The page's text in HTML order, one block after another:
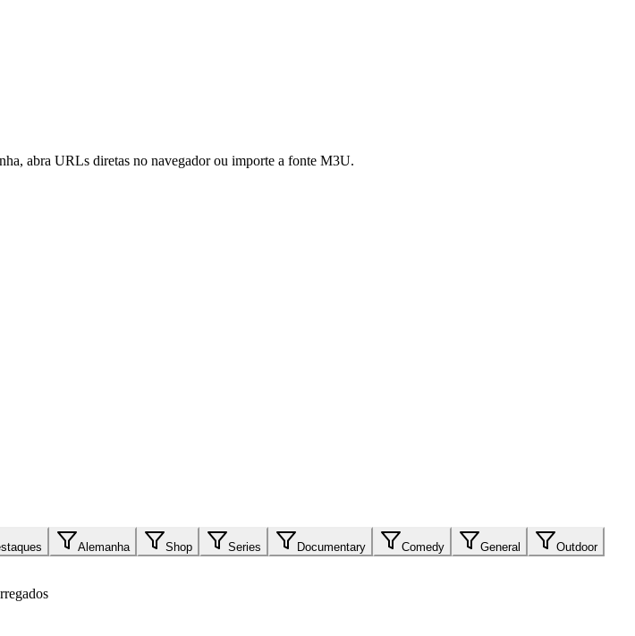
abra URLs diretas no navegador ou importe a fonte M3U.
Alemanha Shop Series Documentary Comedy General Outdoor